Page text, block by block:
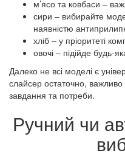
м’ясо та ковбаси –
сири – вибирайте
наявністю
хліб – у пріоритеті
овочі – підійде будь-
Далеко не всі моделі є
слайсер остаточно, важливо
завдання та потреби.
Ручний чи